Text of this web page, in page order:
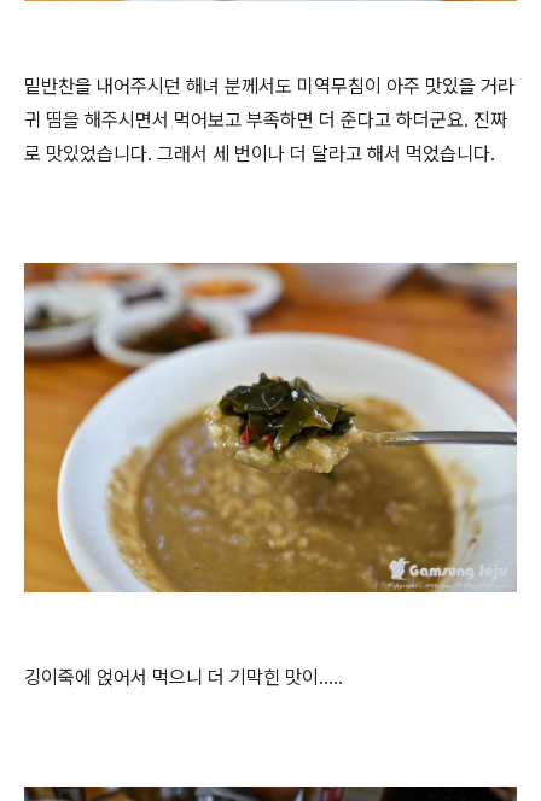
밑반찬을 내어주시던 해녀 분께서도 미역무침이 아주 맛있을 거라
귀 띰을 해주시면서 먹어보고 부족하면 더 준다고 하더군요. 진짜
로 맛있었습니다. 그래서 세 번이나 더 달라고 해서 먹었습니다.
깅이죽에 얹어서 먹으니 더 기막힌 맛이.....